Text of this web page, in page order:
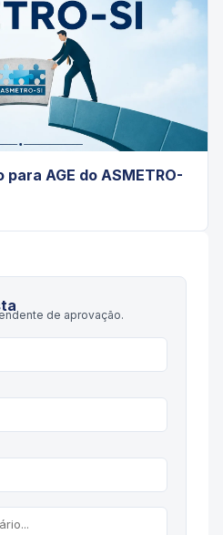
AGE do ASMETRO-
de aprovação.